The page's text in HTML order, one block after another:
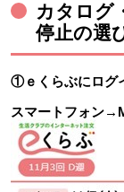
カタログ
停止の選
①ｅくらぶにログ
スマートフォン